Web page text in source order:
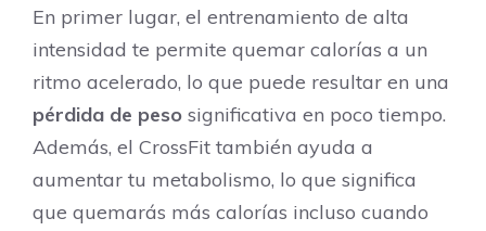
En primer lugar, el entrenamiento de alta
intensidad te permite quemar calorías a un
ritmo acelerado, lo que puede resultar en una
pérdida de peso significativa en poco tiempo.
Además, el CrossFit también ayuda a
aumentar tu metabolismo, lo que significa
que quemarás más calorías incluso cuando